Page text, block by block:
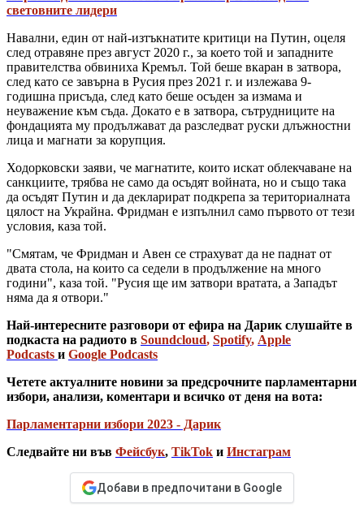
световните лидери
Навални, един от най-изтъкнатите критици на Путин, оцеля
след отравяне през август 2020 г., за което той и западните
правителства обвиниха Кремъл. Той беше вкаран в затвора,
след като се завърна в Русия през 2021 г. и излежава 9-
годишна присъда, след като беше осъден за измама и
неуважение към съда. Докато е в затвора, сътрудниците на
фондацията му продължават да разследват руски длъжностни
лица и магнати за корупция.
Ходорковски заяви, че магнатите, които искат облекчаване на
санкциите, трябва не само да осъдят войната, но и също така
да осъдят Путин и да декларират подкрепа за териториалната
цялост на Украйна. Фридман е изпълнил само първото от тези
условия, каза той.
"Смятам, че Фридман и Авен се страхуват да не паднат от
двата стола, на които са седели в продължение на много
години", каза той. "Русия ще им затвори вратата, а Западът
няма да я отвори."
Най-интересните разговори от ефира на Дарик слушайте в
подкаста на радиото в Soundcloud, Spotify, Apple
Podcasts и Google Podcasts
Четете актуалните новини за предсрочните парламентарни
избори, анализи, коментари и всичко от деня на вота:
Парламентарни избори 2023 - Дарик
Следвайте ни във Фейсбук, TikTok и Инстаграм
Добави в предпочитани в Google